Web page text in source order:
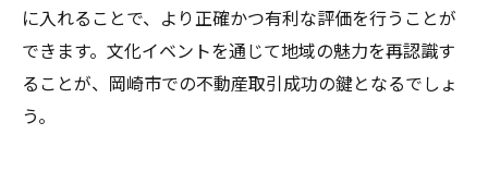
に入れることで、より正確かつ有利な評価を行うことが
できます。文化イベントを通じて地域の魅力を再認識す
ることが、岡崎市での不動産取引成功の鍵となるでしょ
う。